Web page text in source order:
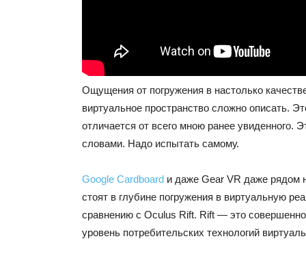
Ощущения от погружения в настолько
виртуальное пространство сложно описать.
отличается от всего мною ранее увиденного.
словами. Надо испытать самому.
Google Cardboard и даже Gear VR даже рядом
стоят в глубине погружения в виртуальную
сравнению с Oculus Rift. Rift — это
уровень потребительских технологий